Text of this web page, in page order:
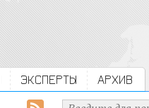
ЭКСПЕРТЫ АРХИВ